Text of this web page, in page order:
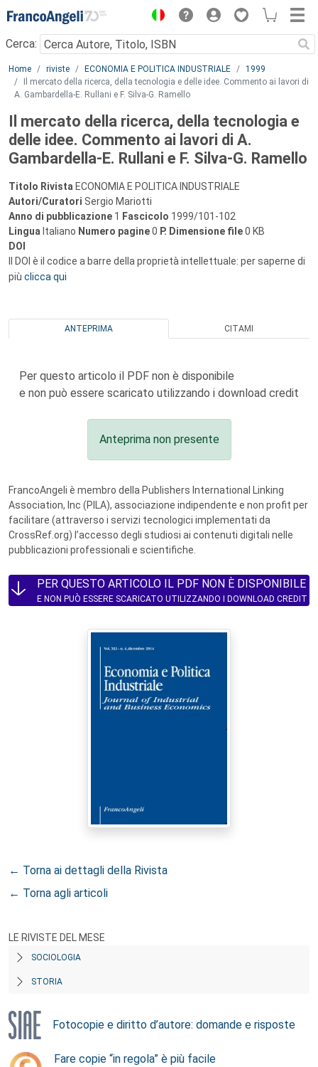
Menu
Cerca:
Main content
Home riviste ECONOMIA E POLITICA INDUSTRIALE
1999
Il mercato della ricerca, della tecnologia e delle idee. Commento ai lavori di
A. Gambardella-E. Rullani e F. Silva-G. Ramello
Il mercato della ricerca, della tecnologia e
delle idee. Commento ai lavori di A.
Gambardella-E. Rullani e F. Silva-G. Ramello
Titolo Rivista ECONOMIA E POLITICA INDUSTRIALE
Autori/Curatori Sergio Mariotti
Anno di pubblicazione 1 Fascicolo 1999/101-102
Lingua Italiano Numero pagine0 P. Dimensione file0 KB
DOI
Il DOI è il codice a barre della proprietà intellettuale: per saperne di
più clicca qui
ANTEPRIMA CITAMI
Per questo articolo il PDF non è disponibile
e non può essere scaricato utilizzando i download credit
Anteprima non presente
FrancoAngeli è membro della Publishers International Linking
Association, Inc (PILA), associazione indipendente e non profit per
facilitare (attraverso i servizi tecnologici implementati da
CrossRef.org) l’accesso degli studiosi ai contenuti digitali nelle
pubblicazioni professionali e scientifiche.
PER QUESTO ARTICOLO IL PDF NON È DISPONIBILE
E NON PUÒ ESSERE SCARICATO UTILIZZANDO I DOWNLOAD CREDIT
← Torna ai dettagli della Rivista
← Torna agli articoli
LE RIVISTE DEL MESE
SOCIOLOGIA
STORIA
Fotocopie e diritto d’autore: domande e risposte
Fare copie “in regola” è più facile